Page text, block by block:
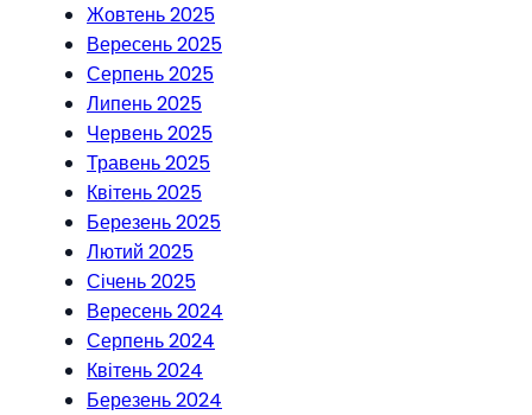
Жовтень 2025
Вересень 2025
Серпень 2025
Липень 2025
Червень 2025
Травень 2025
Квітень 2025
Березень 2025
Лютий 2025
Січень 2025
Вересень 2024
Серпень 2024
Квітень 2024
Березень 2024